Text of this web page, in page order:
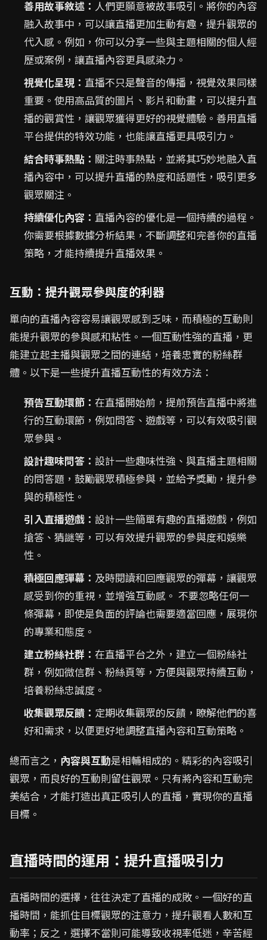
善用故事敘述： 人們更願意被故事吸引。將你的內容
融入故事中，可以讓直播更加生動有趣，提升觀眾的
代入感。例如，你可以分享一些與主題相關的個人經
歷或案例，讓直播內容更具感染力。
視覺化呈現： 直播不只是聲音的傳播，視覺效果同樣
重要。使用高品質的圖片、影片和動畫，可以提升直
播的觀賞性，讓觀眾獲得更好的視覺體驗。善用直播
平台提供的特效功能，也能讓直播更具吸引力。
結合時事熱點： 關注時事熱點，並將其巧妙地融入直
播內容中，可以提升直播的熱度和話題性，吸引更多
觀眾關注。
持續優化內容： 直播內容的優化是一個持續的過程。
你需要根據數據分析結果，不斷調整和完善你的直播
策略，才能持續提升直播效果。
互動：提升觀眾參與度的利器
單向的直播內容容易讓觀眾感到乏味，而積極的互動則
能提升觀眾的參與感和粘性。一個互動性強的直播，更
能建立起主播與觀眾之間的連結，培養忠實的粉絲群
體。以下是一些提升直播互動性的有效方法：
預告互動環節： 在直播開始前，提前預告直播中將進
行的互動環節，例如問答、遊戲等，可以有效吸引觀
眾參與。
設計趣味問答： 設計一些趣味性強、與直播主題相關
的問答題，鼓勵觀眾積極參與，並給予獎勵，提升參
與的積極性。
引入直播遊戲： 設計一些簡單有趣的直播遊戲，例如
搶答、猜謎等，可以有效提升觀眾的參與度和娛樂
性。
積極回應彈幕： 及時閱讀和回應觀眾的彈幕，讓觀眾
感受到你的重視，並增強互動感。 不要忽略任何一
條彈幕，即使是負面的評論也需要適當回應，展現你
的專業和態度。
建立粉絲社群： 在直播平台之外，建立一個粉絲社
群，例如微信群、粉絲頁等，方便與觀眾持續互動，
培養粉絲忠誠度。
收集觀眾反饋： 定期收集觀眾的反饋，瞭解他們的喜
好和需求，以便更好地調整直播內容和互動策略。
總而言之， 內容與互動是相輔相成的。精彩的內容吸引
觀眾，而良好的互動則留住觀眾。只有將內容和互動完
美結合，才能打造出真正吸引人的直播，實現你的直播
目標。
直播時間的運用：提升直播吸引力
直播時間的選擇，往往決定了直播的成敗。一個好的直
播時間，能抓住目標觀眾的注意力，提升觀看人數和互
動率；反之，選擇不當則可能導致收視率低迷，辛苦經